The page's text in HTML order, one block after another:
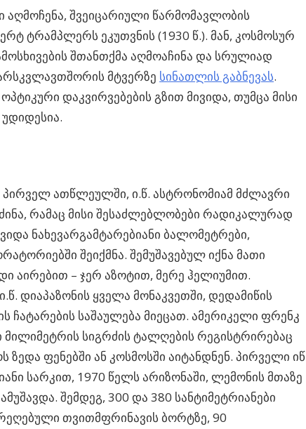
აღმოჩენა, შვეიცარიული წარმომავლობის
ტრამპლერს ეკუთვნის (1930 წ.). მან, კოსმოსურ
შთანთქმა აღმოაჩინა და სრულიად
მტვერზე სინათლის გაბნევას.
დაკვირვებების გზით მივიდა, თუმცა მისი
პირველ ათწლეულში, ი.წ. ასტრონომიამ მძლავრი
რამაც მისი შესაძლებლობები რადიკალურად
ნახევარგამტარებიანი ბალომეტრები,
შეიქმნა. შემუშავებულ იქნა მათი
აირებით – ჯერ აზოტით, მერე ჰელიუმით.
დიაპაზონის ყველა მონაკვეთში, დედამიწის
ჩატარების საშაულება მიეცათ. ამერიკელი ფრენკ
სიგრძის ტალღების რეგისტრირებაც
ფენებში ან კოსმოსში აიტანდნენ. პირველი იწ
სარკით, 1970 წელს არიზონაში, ლემონის მთაზე
შემდეგ, 300 და 380 სანტიმეტრიანები
თვითმფრინავის ბორტზე, 90